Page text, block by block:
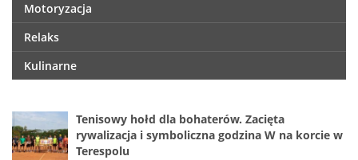
Motoryzacja
Relaks
Kulinarne
Tenisowy hołd dla bohaterów. Zacięta
rywalizacja i symboliczna godzina W na korcie w
Terespolu